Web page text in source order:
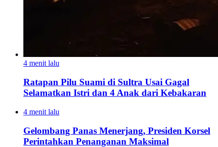
4 menit lalu
Ratapan Pilu Suami di Sultra Usai Gagal
Selamatkan Istri dan 4 Anak dari Kebakaran
4 menit lalu
Gelombang Panas Menerjang, Presiden Korsel
Perintahkan Penanganan Maksimal